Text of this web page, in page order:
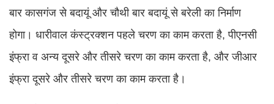
बार कासगंज से बदायूं और चौथी बार बदायूं से बरेली का निर्माण
होगा। धारीवाल कंस्ट्रक्शन पहले चरण का काम करता है, पीएनसी
इंफ्रा व अन्य दूसरे और तीसरे चरण का काम करता है, और जीआर
इंफ्रा दूसरे और तीसरे चरण का काम करता है।